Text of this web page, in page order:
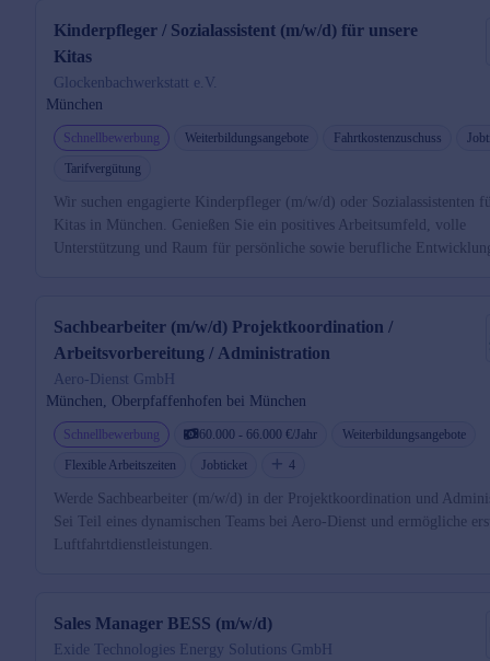
Kinderpfleger / Sozialassistent (m/w/d) für unsere
Kitas
Glockenbachwerkstatt e.V.
München
Schnellbewerbung Weiterbildungsangebote Fahrtkostenzuschuss
Tarifvergütung
Wir suchen engagierte Kinderpfleger (m/w/d) oder Sozialassistenten
Kitas in München. Genießen Sie ein positives Arbeitsumfeld, volle
Unterstützung und Raum für persönliche sowie berufliche
Sachbearbeiter (m/w/d) Projektkoordination /
Arbeitsvorbereitung / Administration
Aero-Dienst GmbH
München, Oberpfaffenhofen bei München
Schnellbewerbung 60.000 - 66.000 €/Jahr
Weiterbildungsangebote
Flexible Arbeitszeiten
Jobticket 4
Werde Sachbearbeiter (m/w/d) in der Projektkoordination und
Sei Teil eines dynamischen Teams bei Aero-Dienst und ermögliche
Luftfahrtdienstleistungen.
Sales Manager BESS (m/w/d)
Exide Technologies Energy Solutions GmbH